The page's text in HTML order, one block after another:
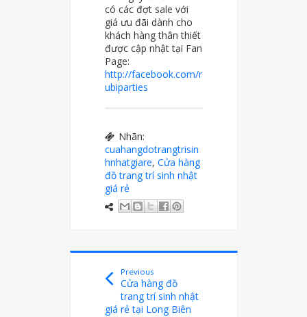
có các đợt sale với
giá ưu đãi dành cho
khách hàng thân thiết
được cập nhật tại Fan
Page:
http://facebook.com/r
ubiparties
Nhãn:
cuahangdotrangtrisin
hnhatgiare, Cửa hàng
đồ trang trí sinh nhật
giá rẻ
Previous
Cửa hàng đồ
trang trí sinh nhật
giá rẻ tại Long Biên